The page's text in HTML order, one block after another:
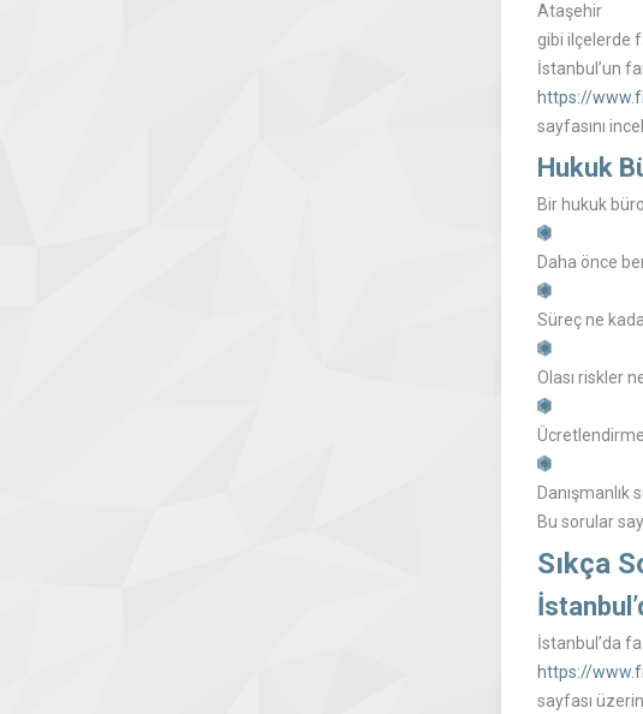
Ataşehir
gibi ilçelerde
İstanbul’un
https://
sayfasını
Hukuk
Bir hukuk
Daha önce
Süreç ne
Olası riskler
Ücretlendirme
Danışmanlık
Bu sorular
Sıkça
İstanbul’da
https://
sayfası